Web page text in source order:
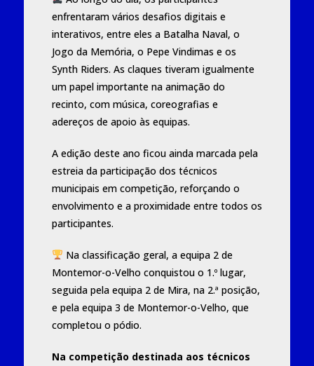
enfrentaram vários desafios digitais e
interativos, entre eles a Batalha Naval, o
Jogo da Memória, o Pepe Vindimas e os
Synth Riders. As claques tiveram igualmente
um papel importante na animação do
recinto, com música, coreografias e
adereços de apoio às equipas.
A edição deste ano ficou ainda marcada pela
estreia da participação dos técnicos
municipais em competição, reforçando o
envolvimento e a proximidade entre todos os
participantes.
Na classificação geral, a equipa 2 de
Montemor-o-Velho conquistou o 1.º lugar,
seguida pela equipa 2 de Mira, na 2.ª posição,
e pela equipa 3 de Montemor-o-Velho, que
completou o pódio.
Na competição destinada aos técnicos